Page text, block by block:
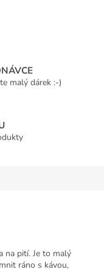
malý dárek :-)
na pití. Je to malý
ráno s kávou,